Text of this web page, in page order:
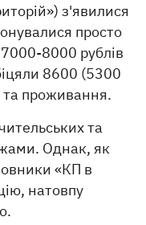
з'явилися
просто
7000-8000 рублів
8600 (5300
та проживання.
та
Однак, як
«КП в
натовпу